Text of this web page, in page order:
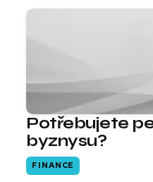
Potřebujete
byznysu?
FINANCE